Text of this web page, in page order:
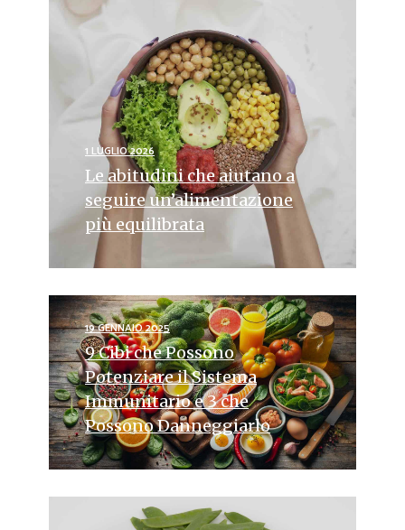
1 LUGLIO 2026
Le abitudini che aiutano a
seguire un’alimentazione
più equilibrata
19 GENNAIO 2025
9 Cibi che Possono
Potenziare il Sistema
Immunitario e 3 che
Possono Danneggiarlo